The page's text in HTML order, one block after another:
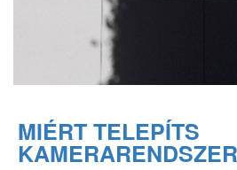
MIÉRT TELEPÍTS